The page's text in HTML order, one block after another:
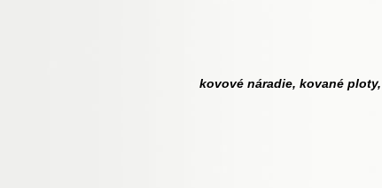
kovové náradie, kované